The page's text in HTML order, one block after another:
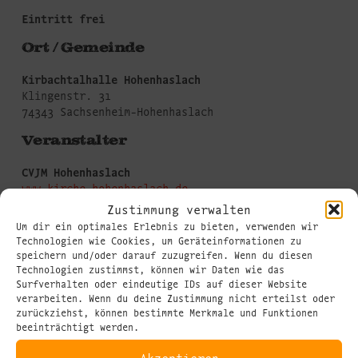
Zustimmung verwalten
Um dir ein optimales Erlebnis zu bieten, verwenden wir
Technologien wie Cookies, um Geräteinformationen zu
speichern und/oder darauf zuzugreifen. Wenn du diesen
Technologien zustimmst, können wir Daten wie das
Surfverhalten oder eindeutige IDs auf dieser Website
verarbeiten. Wenn du deine Zustimmung nicht erteilst oder
zurückziehst, können bestimmte Merkmale und Funktionen
beeinträchtigt werden.
Eintritt frei
Ort / Gemeinde
Kirbachtalhalle Hohenhaslach
Klingenstr. 31
74343 Sachsenheim-Hohenhaslach
Veranstalter
CVJM Hohenhaslach
www.kirche-hohenhaslach.de
Infotelefon: (07147) 276842
Herzliche Einladung
Mirjam, ein aufgewecktes, junges Mädchen, wächst
im alten Ägypten auf – einem Land voller
Schönheit, Macht und Reichtum. Seit Generationen
lebt ihre Familie im Schatten der Pharaonen. Doch
hinter den ägyptischen Prunkbauten weht
mittlerweile ein ganz anderer Wind. Misstrauen